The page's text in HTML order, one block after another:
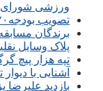
ورزشی
تصویب بودجه۲۲۰میلیارد تومانی سال ۹۶ شهرداری گرگان
برندگان
پلاک وسایل
تپه هزار پیچ
آشنایی با
بازدید